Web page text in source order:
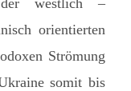
westlich –
orientierten
Strömung
somit bis